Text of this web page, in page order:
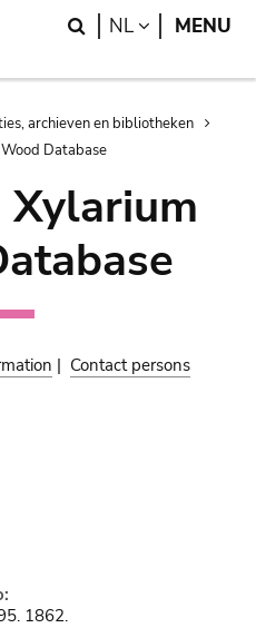
Search
NL LANGUAGE
MENU
archieven en bibliotheken
Database
| Contact persons
1862.